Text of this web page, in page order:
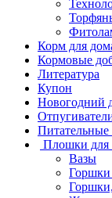
Корм для
Кормовые
Литература
Купон
Новогодний
Питательные
Плошки для
Вазы
Горшки